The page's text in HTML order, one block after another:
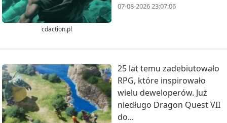
cdaction.pl
07-08-2026 23:07:06
25 lat temu zadebiutowało
RPG, które inspirowało
wielu deweloperów. Już
niedługo Dragon Quest VII
do...